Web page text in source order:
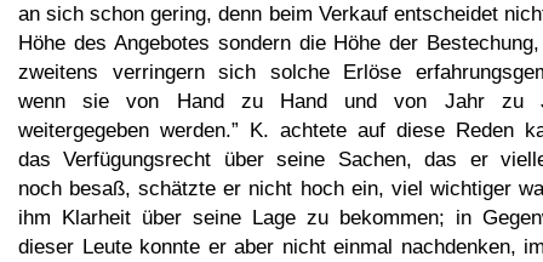
an sich schon gering, denn beim Verkauf entscheidet
Höhe des Angebotes sondern die Höhe der
zweitens verringern sich solche Erlöse
wenn sie von Hand zu Hand und von Jahr zu
weitergegeben werden.” K. achtete auf diese Reden
das Verfügungsrecht über seine Sachen, das er
noch besaß, schätzte er nicht hoch ein, viel wichtiger
ihm Klarheit über seine Lage zu bekommen; in
dieser Leute konnte er aber nicht einmal nachdenken,